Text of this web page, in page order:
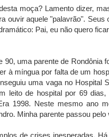
moça? Lamento dizer,
ouvir aquele "palavrão".
Pai, eu não quero
90, uma parente de Rondônia
à míngua por falta de um
uma vaga no Hospital
leito de hospital por 69
1998. Neste mesmo ano
Minha parente passou
de crises inesperadas.